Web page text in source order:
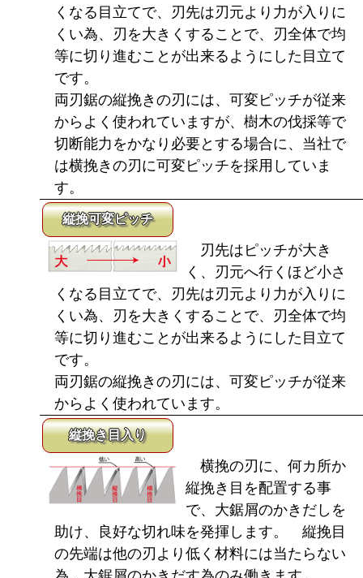
くなる目立てで、刃先は刃元より力が入りに
くい為、刃を大きくすることで、刃全体で均
等に切り進むことが出来るようにした目立て
です。
両刃鋸の縦挽きの刃には、可変ピッチが従来
からよく使われていますが、樹木の伐採等で
切断能力をかなり必要とする場合に、当社で
は横挽きの刃に可変ピッチを採用していま
す。
縦挽可変ピッチ
刃先はピッチが大き
く、刃元へ行くほど小さ
くなる目立てで、刃先は刃元より力が入りに
くい為、刃を大きくすることで、刃全体で均
等に切り進むことが出来るようにした目立て
です。
両刃鋸の縦挽きの刃には、可変ピッチが従来
からよく使われています。
縦挽き目入り
横挽の刃に、何カ所か
縦挽き目を配置する事
で、大鋸屑のかきだしを
助け、良好な切れ味を発揮します。 縦挽目
の先端は他の刃より低く材料には当たらない